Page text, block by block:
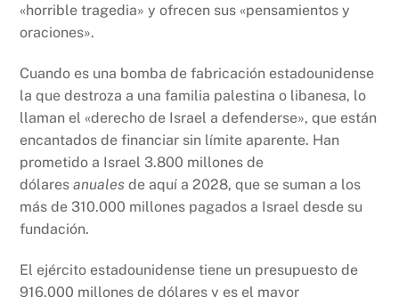
«horrible tragedia» y ofrecen sus «pensamientos y
oraciones».
Cuando es una bomba de fabricación estadounidense
la que destroza a una familia palestina o libanesa, lo
llaman el «derecho de Israel a defenderse», que están
encantados de financiar sin límite aparente. Han
prometido a Israel 3.800 millones de
dólaresanuales de aquí a 2028, que se suman a los
más de 310.000 millones pagados a Israel desde su
fundación.
El ejército estadounidense tiene un presupuesto de
916.000 millones de dólares y es el mayor